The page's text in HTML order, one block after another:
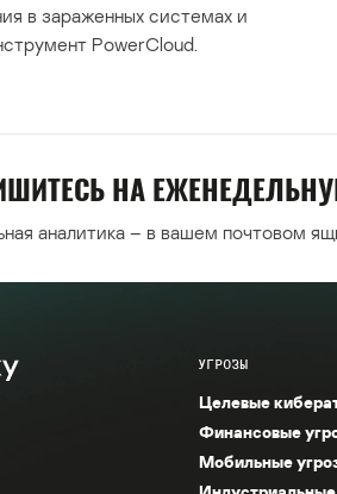
в зараженных системах и
PowerCloud.
НА
аналитика – в вашем почтовом
УГРОЗЫ
Целевые
Финансовые
Мобильные